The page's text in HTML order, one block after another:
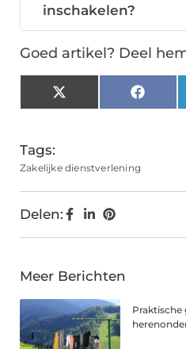
inschakelen?
Goed artikel? Deel
X
(Twitter)
Tags:
Zakelijke dienstverlening
Delen:
Meer Berichten